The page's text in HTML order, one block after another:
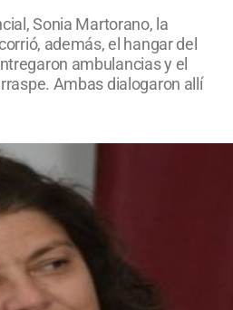
Sonia Martorano, la
además, el hangar del
ambulancias y el
Ambas dialogaron allí